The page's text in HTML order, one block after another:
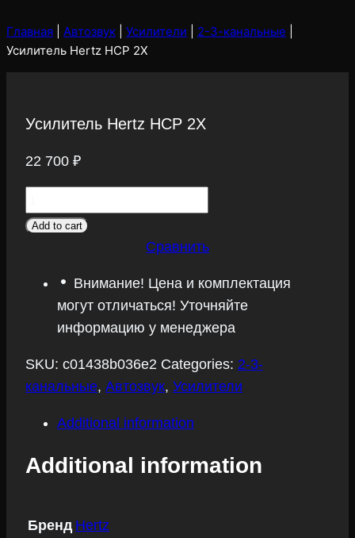
Главная Автозвук Усилители 2-3-канальные
Усилитель Hertz HCP 2X
Усилитель Hertz HCP 2X
22 700 ₽
Hertz
quantity
Add to cart
Сравнить
Внимание! Цена и комплектация
могут отличаться! Уточняйте
информацию у менеджера
SKU: c01438b036e2 Categories: 2-3-
канальные, Автозвук, Усилители
Additional information
Additional information
Бренд Hertz